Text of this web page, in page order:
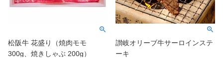
肪分が少なく、脂分も少ないた
め、きめ細かい柔らかな赤身が
堪能できます。ウデ肉は肉色も
ップで牛タンを十分に満喫でき
るセットです。
松阪牛 花盛り（焼肉モモ
300g、焼きしゃぶ 200g）
讃岐オリーブ牛サーロインステ
ーキ